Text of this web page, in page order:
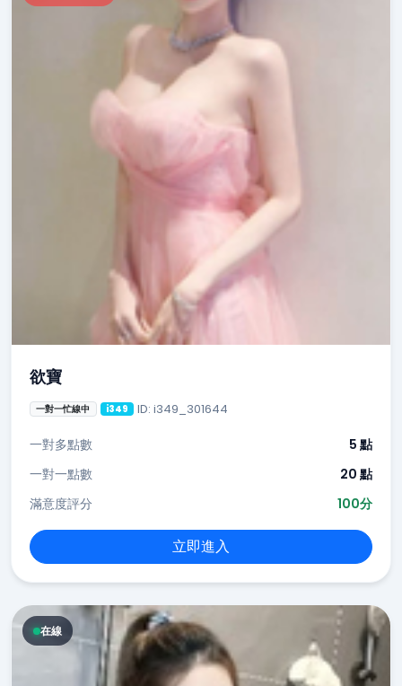
欲寶
一對一忙線中 i349 ID: i349_301644
一對多點數
5 點
一對一點數
20 點
滿意度評分
100分
立即進入
在線